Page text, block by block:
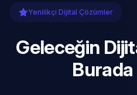
Yenilikçi Dijital Çözümler
Geleceğin